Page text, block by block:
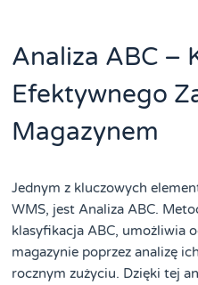
Analiza ABC –
Efektywnego
Magazynem
Jednym z kluczowych
WMS, jest Analiza ABC.
klasyfikacja ABC, umożliwia
magazynie poprzez analizę
rocznym zużyciu. Dzięki tej